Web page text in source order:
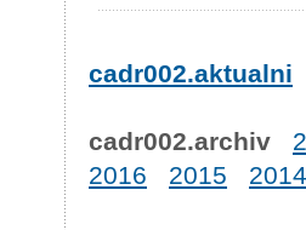
cadr002.aktualni
cadr002.archiv
2016
2015 2014